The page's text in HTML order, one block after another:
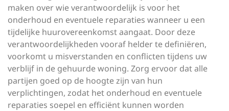
maken over wie verantwoordelijk is voor het
onderhoud en eventuele reparaties wanneer u een
tijdelijke huurovereenkomst aangaat. Door deze
verantwoordelijkheden vooraf helder te definiëren,
voorkomt u misverstanden en conflicten tijdens uw
verblijf in de gehuurde woning. Zorg ervoor dat alle
partijen goed op de hoogte zijn van hun
verplichtingen, zodat het onderhoud en eventuele
reparaties soepel en efficiënt kunnen worden